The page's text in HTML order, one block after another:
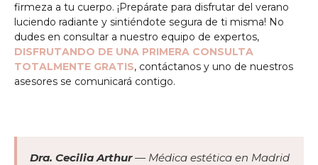
firmeza a tu cuerpo. ¡Prepárate para disfrutar del verano
luciendo radiante y sintiéndote segura de ti misma! No
dudes en consultar a nuestro equipo de expertos,
DISFRUTANDO DE UNA PRIMERA CONSULTA
TOTALMENTE GRATIS, contáctanos y uno de nuestros
asesores se comunicará contigo.
Dra. Cecilia Arthur— Médica estética en Madrid